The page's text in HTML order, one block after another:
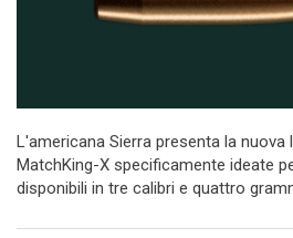
L'americana Sierra presenta la nuova
MatchKing-X specificamente ideate
disponibili in tre calibri e quattro